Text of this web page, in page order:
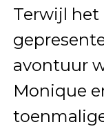
Terwijl
avontuur
Monique